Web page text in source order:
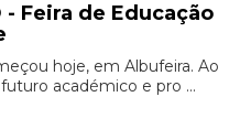
Feira de Educação
hoje, em Albufeira. Ao
académico e pro ...